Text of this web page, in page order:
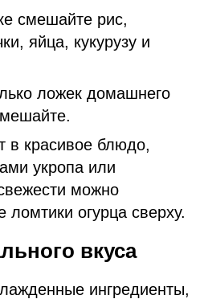
смешайте рис,
яйца, кукурузу и
ложек домашнего
в красивое блюдо,
укропа или
можно
ломтики огурца сверху.
вкуса
ингредиенты,